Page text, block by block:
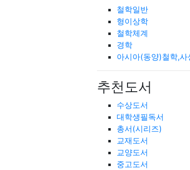
철학일반
형이상학
철학체계
경학
아시아(동양)철학,사
추천도서
수상도서
대학생필독서
총서(시리즈)
교재도서
교양도서
중고도서